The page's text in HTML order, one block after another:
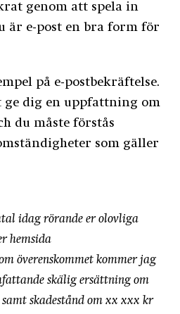
genom att spela in
är e-post en bra form för
på e-postbekräftelse.
ge dig en uppfattning om
du måste förstås
som gäller
idag rörande er olovliga
hemsida
överenskommet kommer jag
skälig ersättning om
skadestånd om xx xxx kr